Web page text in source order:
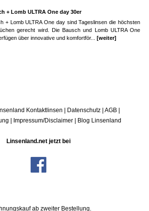
+ Lomb ULTRA One day 30er
+ Lomb ULTRA One day sind Tageslinsen die höchsten
gerecht wird. Die Bausch und Lomb ULTRA One
über innovative und komfortför... [weiter]
Kontaktlinsen | Datenschutz| AGB|
| Impressum/Disclaimer | Blog Linsenland
Linsenland.net jetzt bei
ab zweiter Bestellung.